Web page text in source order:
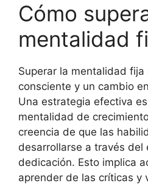
Cómo
mentalidad
Superar la mentalidad
consciente y un cambio
Una estrategia efectiva
mentalidad de
creencia de que las
desarrollarse a través del
dedicación. Esto implica
aprender de las críticas y